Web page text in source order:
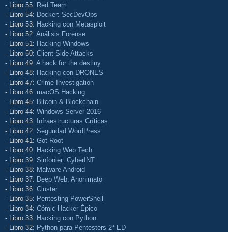
- Libro 55: Red Team
- Libro 54: Docker: SecDevOps
- Libro 53: Hacking con Metasploit
- Libro 52: Análisis Forense
- Libro 51: Hacking Windows
- Libro 50: Client-Side Attacks
- Libro 49: A hack for the destiny
- Libro 48: Hacking con DRONES
- Libro 47: Crime Investigation
- Libro 46: macOS Hacking
- Libro 45: Bitcoin & Blockchain
- Libro 44: Windows Server 2016
- Libro 43: Infraestructuras Críticas
- Libro 42: Seguridad WordPress
- Libro 41: Got Root
- Libro 40: Hacking Web Tech
- Libro 39: Sinfonier: CyberINT
- Libro 38: Malware Android
- Libro 37: Deep Web: Anonimato
- Libro 36: Cluster
- Libro 35: Pentesting PowerShell
- Libro 34: Cómic Hacker Épico
- Libro 33: Hacking con Python
- Libro 32: Python para Pentesters 2ª ED